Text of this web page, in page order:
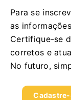
Para se
as
Certifique-se
corretos e
No futuro,
Cadastre-